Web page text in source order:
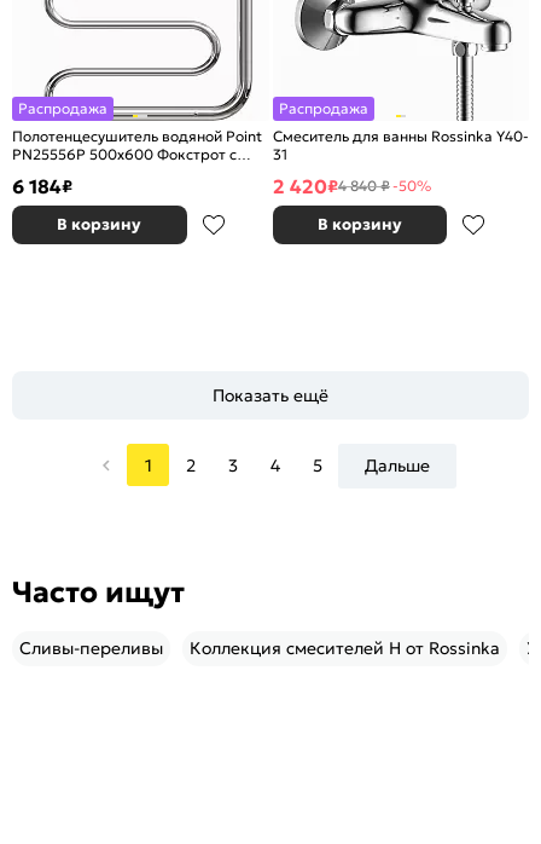
Распродажа
Полотенцесушитель водяной Point
PN25556P 500x600 Фокстрот с
6 184₽
В корзину
Распродажа
Смеситель для ванны Rossinka Y40-
31
2 420₽4 840 ₽-50%
В корзину
Показать ещё
1 2 3 4 5 Дальше
Часто ищут
Сливы-переливы Коллекция смесителей H от Rossinka